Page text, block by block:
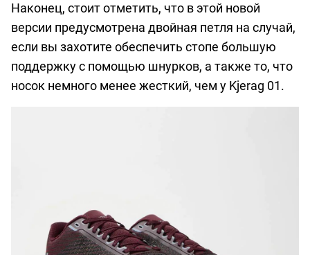
Наконец, стоит отметить, что в этой новой
версии предусмотрена двойная петля на случай,
если вы захотите обеспечить стопе большую
поддержку с помощью шнурков, а также то, что
носок немного менее жесткий, чем у Kjerag 01.